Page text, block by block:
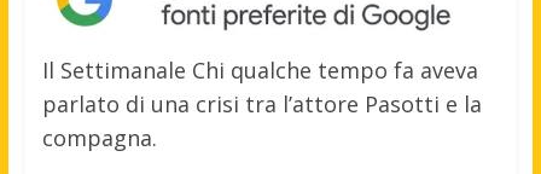
Il Settimanale Chi qualche tempo fa aveva
parlato di una crisi tra l’attore Pasotti e la
compagna.